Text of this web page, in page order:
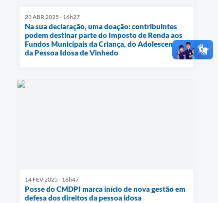
23 ABR 2025 - 16h27
Na sua declaração, uma doação: contribuintes
podem destinar parte do Imposto de Renda aos
Fundos Municipais da Criança, do Adolescente e
da Pessoa Idosa de Vinhedo
14 FEV 2025 - 16h47
Posse do CMDPI marca início de nova gestão em
defesa dos direitos da pessoa idosa